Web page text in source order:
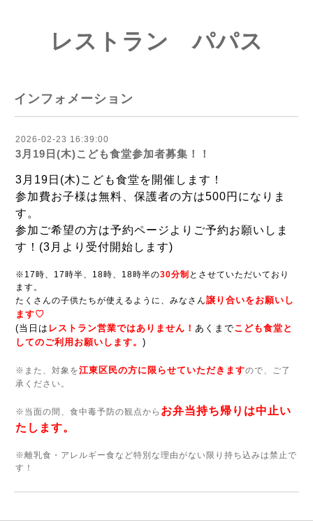
レストラン パパス
インフォメーション
2026-02-23 16:39:00
3月19日(木)こども食堂参加者募集！！
3月19日(木)こども食堂を開催します！
参加費お子様は無料、保護者の方は500円になりま
す。
参加ご希望の方は予約ページよりご予約お願いしま
す！(3 月より受付開始します)
※17時、17時半、18時、18時半の30分制 とさせていただいており
ます。
たくさんの子供たちが使えるように、みなさん譲り合いをお願いし
ます♡
(当日は レストラン営業ではありません！ あくまでこども食堂と
してのご利用お願いします。 )
※また、対象を江東区民の方に限らせていただきますので、ご了
承ください。
※当面の間、食中毒予防の観点から お弁当持ち帰りは中止い
たします。
※離乳食・アレルギー食など特別な理由がない限り持ち込みは禁止で
す！